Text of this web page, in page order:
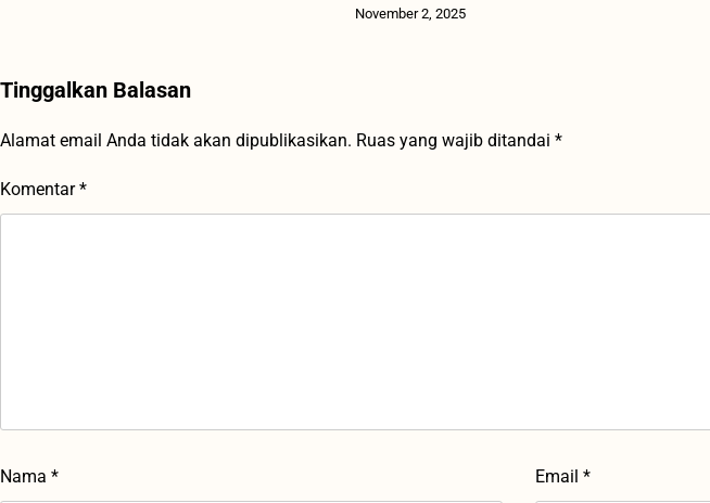
November 2, 2025
Tinggalkan Balasan
Alamat email Anda tidak akan dipublikasikan. Ruas yang wajib ditandai *
Komentar*
Nama * Email *